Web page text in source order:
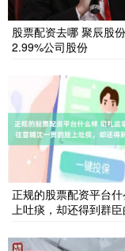
股票配资去哪 聚辰股
2.99%公司股份
正规的股票配资平台
上吐痰，却还得到群